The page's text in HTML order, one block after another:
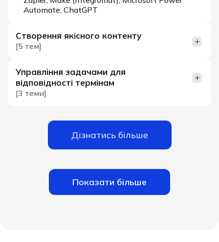
Automate, ChatGPT
Створення якісного контенту
[5 тем]
Управління задачами для
відповідності термінам
[3 теми]
Дізнатись більше
Показати більше